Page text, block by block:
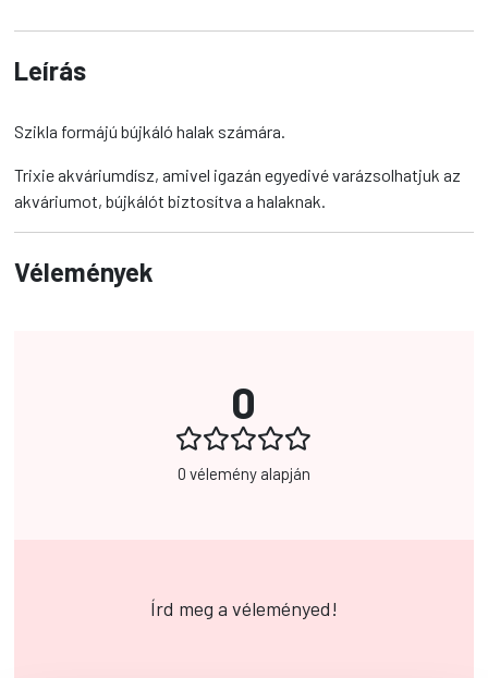
Leírás
Szikla formájú bújkáló halak számára.
Trixie akváriumdísz, amivel igazán egyedivé varázsolhatjuk az
akváriumot, bújkálót biztosítva a halaknak.
Vélemények
0
0 vélemény alapján
Írd meg a véleményed!